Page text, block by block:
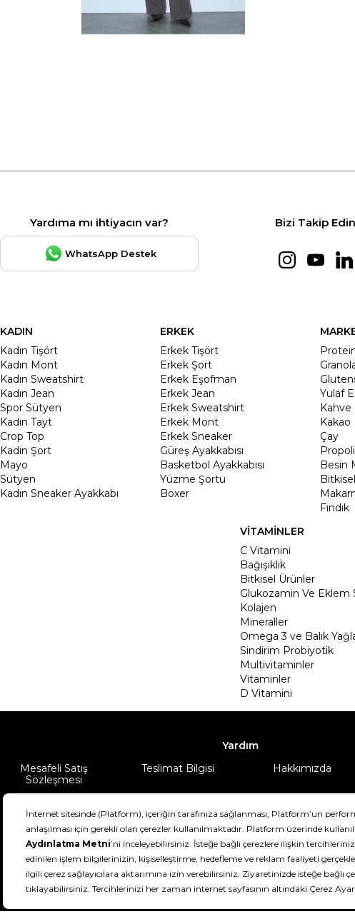
Yardıma mı ihtiyacın var?
WhatsApp Destek
Bizi Takip Edin
KADIN
Kadın Tişört
Kadın Mont
Kadın Sweatshirt
Kadın Jean
Spor Sütyen
Kadın Tayt
Crop Top
Kadin Şort
Mayo
Sütyen
Kadın Sneaker Ayakkabı
ERKEK
Erkek Tişört
Erkek Şort
Erkek Eşofman
Erkek Jean
Erkek Sweatshirt
Erkek Mont
Erkek Sneaker
Güreş Ayakkabısı
Basketbol Ayakkabısı
Yüzme Şortu
Boxer
Yulaf
Kahve
Kakao
Çay
Besin
Fındık
VİTAMİNLER
C Vitamini
Bağışıklık
Bitkisel Ürünler
Glukozamin Ve Eklem
Kolajen
Mineraller
Omega 3 ve Balık
Sindirim Probiyotik
Multivitaminler
Vitaminler
D Vitamini
Yardım
Mesafeli Satış
Sözleşmesi
Teslimat Bilgisi Hakkımızda
DeFactoFIT ©️ 2022-2026. Tüm hakları saklıdır.